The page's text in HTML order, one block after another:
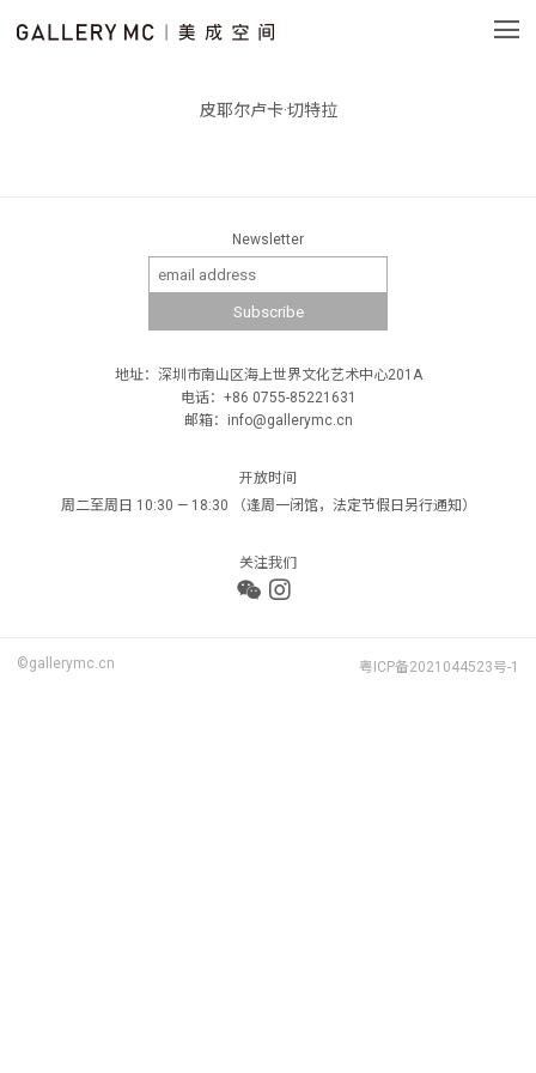
皮耶尔卢卡·切特拉
Newsletter
地址：深圳市南山区海上世界文化艺术中心201A
电话：+86 0755-85221631
邮箱：info@gallerymc.cn
开放时间
周二至周日 10:30 — 18:30 （逢周一闭馆，法定节假日另行通知）
关注我们
©gallerymc.cn 粤ICP备2021044523号-1